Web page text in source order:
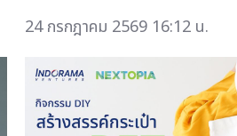
24 กรกฎาคม 2569 16:12 น.